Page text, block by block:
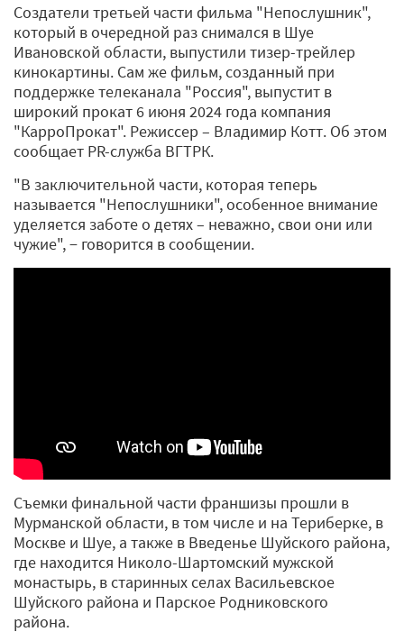
Создатели третьей части фильма "Непослушник",
который в очередной раз снимался в Шуе
Ивановской области, выпустили тизер-трейлер
кинокартины. Сам же фильм, созданный при
поддержке телеканала "Россия", выпустит в
широкий прокат 6 июня 2024 года компания
"КарроПрокат". Режиссер – Владимир Котт. Об этом
сообщает PR-служба ВГТРК.
"В заключительной части, которая теперь
называется "Непослушники", особенное внимание
уделяется заботе о детях – неважно, свои они или
чужие", − говорится в сообщении.
Съемки финальной части франшизы прошли в
Мурманской области, в том числе и на Териберке, в
Москве и Шуе, а также в Введенье Шуйского района,
где находится Николо-Шартомский мужской
монастырь, в старинных селах Васильевское
Шуйского района и Парское Родниковского
района.